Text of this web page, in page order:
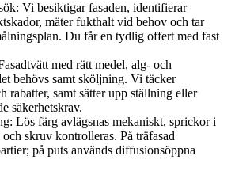
Vi besiktigar fasaden, identifierar
mäter fukthalt vid behov och tar
Du får en tydlig offert med fast
med rätt medel, alg- och
behövs samt sköljning. Vi täcker
rabatter, samt sätter upp ställning eller
säkerhetskrav.
Lös färg avlägsnas mekaniskt, sprickor i
skruv kontrolleras. På träfasad
på puts används diffusionsöppna